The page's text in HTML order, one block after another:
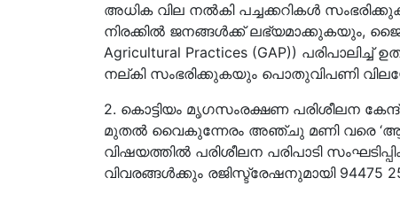
അധിക വില നൽകി പച്ചക്കറികൾ
നിരക്കിൽ ജനങ്ങൾക്ക് ലഭ്യമാക്കുകയും,
Agricultural Practices (GAP)) പരിപാലിച്ച്
നല്കി സംഭരിക്കുകയും പൊതുവിപണി
2. കൊട്ടിയം മൃഗസംരക്ഷണ പരിശീലന
മുതല്‍ വൈകുന്നേരം അഞ്ചു മണി വരെ
വിഷയത്തില്‍ പരിശീലന പരിപാടി
വിവരങ്ങൾക്കും രജിസ്ട്രേഷനുമായി